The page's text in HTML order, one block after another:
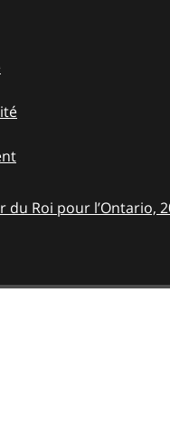
Roi pour l’Ontario,